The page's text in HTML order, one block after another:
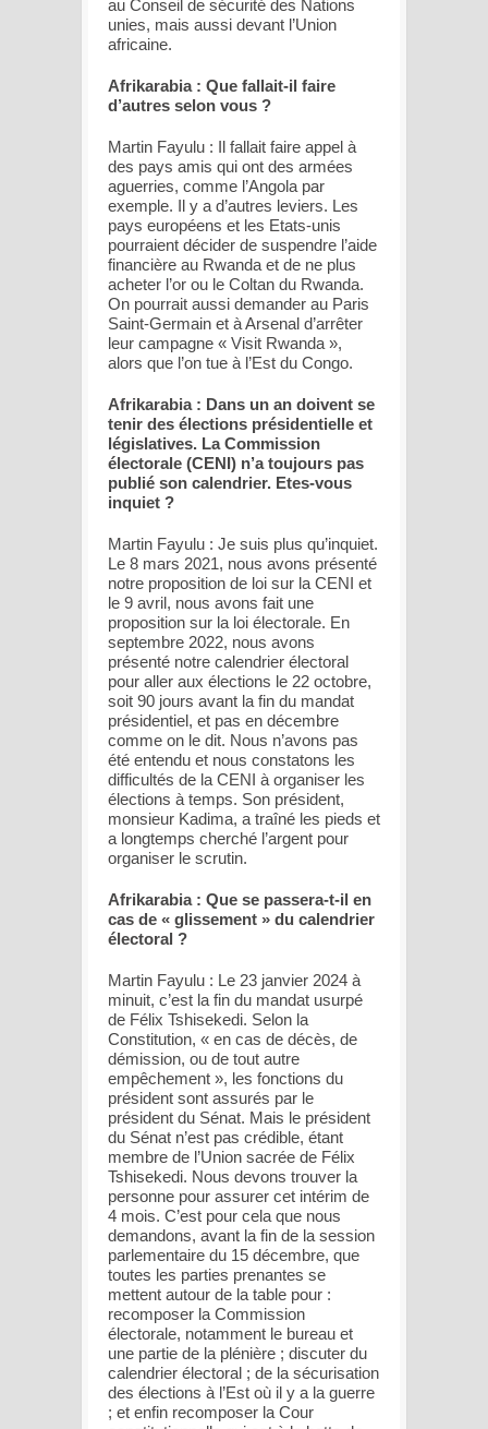
au Conseil de sécurité des Nations
unies, mais aussi devant l’Union
africaine.
Afrikarabia : Que fallait-il faire
d’autres selon vous ?
Martin Fayulu : Il fallait faire appel à
des pays amis qui ont des armées
aguerries, comme l’Angola par
exemple. Il y a d’autres leviers. Les
pays européens et les Etats-unis
pourraient décider de suspendre l’aide
financière au Rwanda et de ne plus
acheter l’or ou le Coltan du Rwanda.
On pourrait aussi demander au Paris
Saint-Germain et à Arsenal d’arrêter
leur campagne « Visit Rwanda »,
alors que l’on tue à l’Est du Congo.
Afrikarabia : Dans un an doivent se
tenir des élections présidentielle et
législatives. La Commission
électorale (CENI) n’a toujours pas
publié son calendrier. Etes-vous
inquiet ?
Martin Fayulu : Je suis plus qu’inquiet.
Le 8 mars 2021, nous avons présenté
notre proposition de loi sur la CENI et
le 9 avril, nous avons fait une
proposition sur la loi électorale. En
septembre 2022, nous avons
présenté notre calendrier électoral
pour aller aux élections le 22 octobre,
soit 90 jours avant la fin du mandat
présidentiel, et pas en décembre
comme on le dit. Nous n’avons pas
été entendu et nous constatons les
difficultés de la CENI à organiser les
élections à temps. Son président,
monsieur Kadima, a traîné les pieds et
a longtemps cherché l’argent pour
organiser le scrutin.
Afrikarabia : Que se passera-t-il en
cas de « glissement » du calendrier
électoral ?
Martin Fayulu : Le 23 janvier 2024 à
minuit, c’est la fin du mandat usurpé
de Félix Tshisekedi. Selon la
Constitution, « en cas de décès, de
démission, ou de tout autre
empêchement », les fonctions du
président sont assurés par le
président du Sénat. Mais le président
du Sénat n’est pas crédible, étant
membre de l’Union sacrée de Félix
Tshisekedi. Nous devons trouver la
personne pour assurer cet intérim de
4 mois. C’est pour cela que nous
demandons, avant la fin de la session
parlementaire du 15 décembre, que
toutes les parties prenantes se
mettent autour de la table pour :
recomposer la Commission
électorale, notamment le bureau et
une partie de la plénière ; discuter du
calendrier électoral ; de la sécurisation
des élections à l’Est où il y a la guerre
; et enfin recomposer la Cour